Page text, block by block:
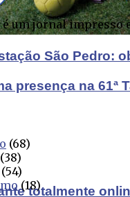
presença na 61ª
São Pedro:
totalmente
é um jornal
(68)
(38)
(54)
(18)